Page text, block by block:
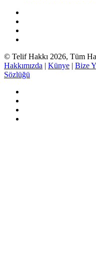
© Telif Hakkı 2026, Tüm
Hakkımızda | Künye | Bize
Sözlüğü